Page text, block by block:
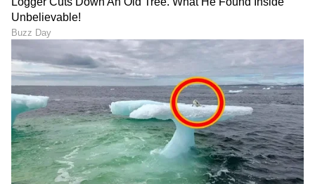
ಶೇ.50 ರಿಂದ ಶೇ.18 ಕ್ಕೆ TAX ಇಳಿಕೆ: ಮೋದಿ-
ಟ್ರಂಪ್ ಐತಿಹಾಸಿಕ ಒಪ್ಪಂದ | India US
Trade Deal | Party Rounds